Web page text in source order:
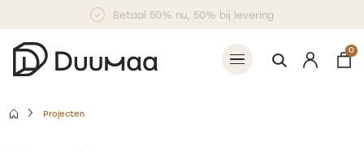
Betaal 50% nu, 50% bij levering
0
Projecten